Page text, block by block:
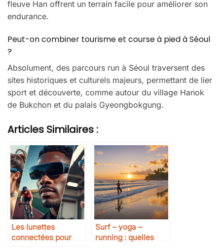
fleuve Han offrent un terrain facile pour améliorer son
endurance.
Peut-on combiner tourisme et course à pied à Séoul
?
Absolument, des parcours run à Séoul traversent des
sites historiques et culturels majeurs, permettant de lier
sport et découverte, comme autour du village Hanok
de Bukchon et du palais Gyeongbokgung.
Articles Similaires :
Les lunettes
connectées pour
Surf – yoga –
running : quelles